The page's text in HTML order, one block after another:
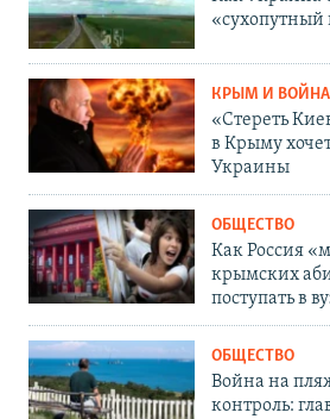
КРЫМ И ВОЙНА
«Стереть
в Крыму
Украины
ОБЩЕСТВО
Как Россия
крымских
поступать в
ОБЩЕСТВО
Война на
контроль: